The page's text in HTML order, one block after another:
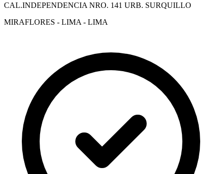
CAL.INDEPENDENCIA NRO. 141 URB. SURQUILLO
MIRAFLORES - LIMA - LIMA